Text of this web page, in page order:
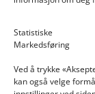
Statistiske
Markedsføring
Ved å trykke
kan også velge